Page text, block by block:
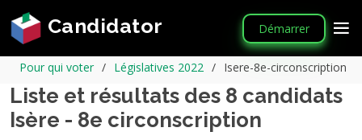
Candidator Démarrer
Pour qui voter Législatives 2022 Isere-8e-circonscription
Liste et résultats des 8 candidats
Isère - 8e circonscription